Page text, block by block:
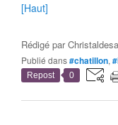
[Haut]
Rédigé par
Publié dans#chatillon,
Repost 0